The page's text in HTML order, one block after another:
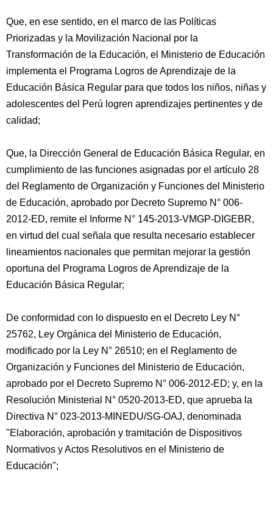
Que, en ese sentido, en el marco de las Políticas
Priorizadas y la Movilización Nacional por la
Transformación de la Educación, el Ministerio de Educación
implementa el Programa Logros de Aprendizaje de la
Educación Básica Regular para que todos los niños, niñas y
adolescentes del Perú logren aprendizajes pertinentes y de
calidad;
Que, la Dirección General de Educación Básica Regular, en
cumplimiento de las funciones asignadas por el artículo 28
del Reglamento de Organización y Funciones del Ministerio
de Educación, aprobado por Decreto Supremo N° 006-
2012-ED, remite el Informe N° 145-2013-VMGP-DIGEBR,
en virtud del cual señala que resulta necesario establecer
lineamientos nacionales que permitan mejorar la gestión
oportuna del Programa Logros de Aprendizaje de la
Educación Básica Regular;
De conformidad con lo dispuesto en el Decreto Ley N°
25762, Ley Orgánica del Ministerio de Educación,
modificado por la Ley N° 26510; en el Reglamento de
Organización y Funciones del Ministerio de Educación,
aprobado por el Decreto Supremo N° 006-2012-ED; y, en la
Resolución Ministerial N° 0520-2013-ED, que aprueba la
Directiva N° 023-2013-MINEDU/SG-OAJ, denominada
"Elaboración, aprobación y tramitación de Dispositivos
Normativos y Actos Resolutivos en el Ministerio de
Educación";